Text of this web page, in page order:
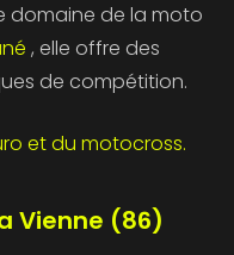
domaine de la moto
, elle offre des
de compétition.
et du motocross.
Vienne (86)